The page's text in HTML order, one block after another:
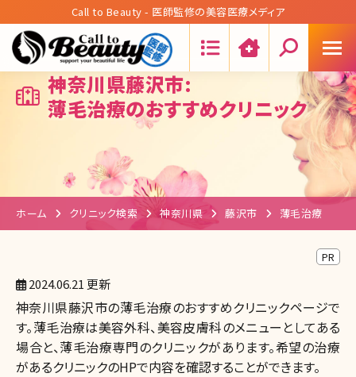
Call to Beauty - 医師監修の美容医療メディア
神奈川県藤沢市:
薄毛治療のおすすめクリニック
ホーム クリニック検索 神奈川県 藤沢市 薄毛治療
PR
2024.06.21 更新
神奈川県藤沢市の薄毛治療のおすすめクリニックページで
す。薄毛治療は美容外科、美容皮膚科のメニューとしてある
場合と、薄毛治療専門のクリニックがあります。希望の治療
があるクリニックのHPで内容を確認することができます。